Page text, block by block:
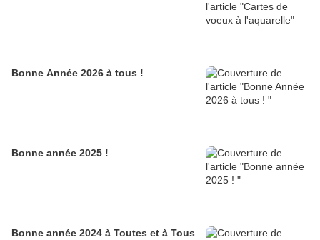
Bonne Année 2026 à tous !
Bonne année 2025 !
Bonne année 2024 à Toutes et à Tous